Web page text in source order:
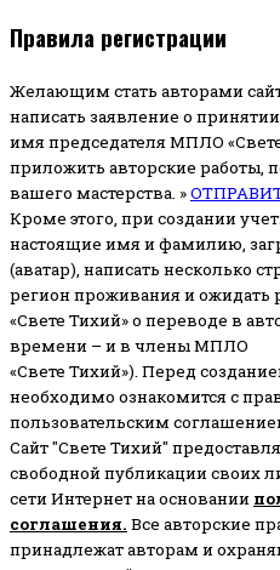
Правила регистрации
Желающим стать авторами
написать заявление о
имя председателя МПЛО
приложить авторские работы,
вашего мастерства. »
Кроме этого, при создании
настоящие имя и фамилию,
(аватар), написать несколько
регион проживания и
«Свете Тихий» о переводе в
времени – и в члены МПЛО
«Свете Тихий»). Перед
необходимо ознакомится с
пользовательским
Сайт "Свете Тихий"
свободной публикации своих
сети Интернет на основании
соглашения. Все авторские
принадлежат авторам и